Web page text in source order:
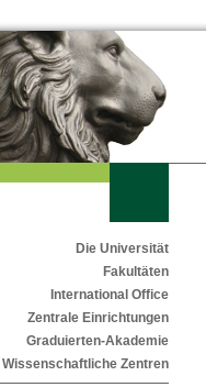
Die Universität
Fakultäten
International Office
Zentrale Einrichtungen
Graduierten-Akademie
Wissenschaftliche Zentren